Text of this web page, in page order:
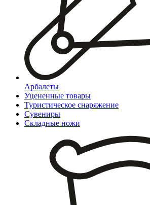
Арбалеты
Уцененные товары
Туристическое снаряжение
Сувениры
Складные ножи